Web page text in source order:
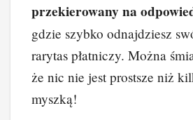
przekierowany na
gdzie szybko odnajdziesz
rarytas płatniczy. Można
że nic nie jest prostsze niż
myszką!